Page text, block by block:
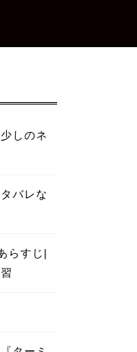
しのネ
バレな
らすじ|